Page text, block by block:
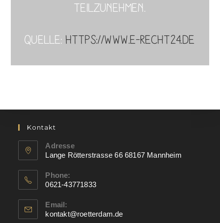
teilzunehmen.
Quelle: https://www.e-recht24.de
Kontakt
Adresse
Lange Rötterstrasse 66 68167 Mannheim
Phone:
0621-43771833
Email:
kontakt@roetterdam.de